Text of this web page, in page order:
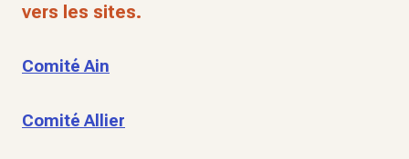
vers les sites.
Comité Ain
Comité Allier